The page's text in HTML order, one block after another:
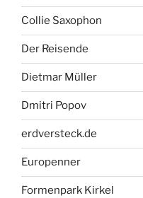
Collie Saxophon
Der Reisende
Dietmar Müller
Dmitri Popov
erdversteck.de
Europenner
Formenpark Kirkel